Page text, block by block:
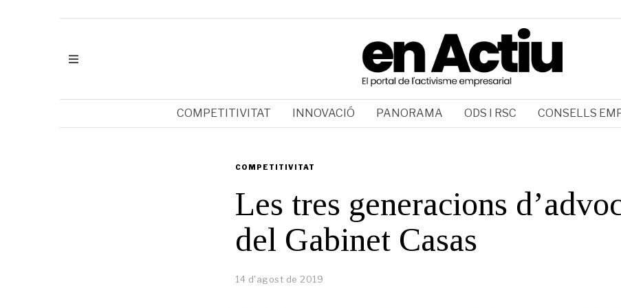
COMPETITIVITAT INNOVACIÓ PANORAMA ODS I RSC CONSELLS
COMPETITIVITAT
Les tres generacions
del Gabinet Casas
14 d'agost de 2019